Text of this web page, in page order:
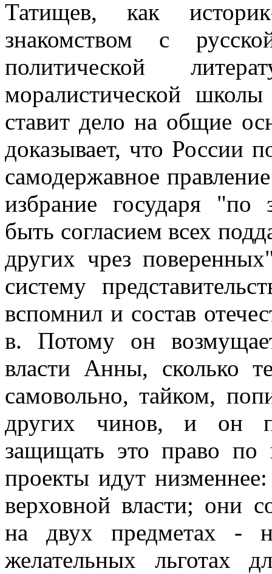
Татищев, как
знакомством с
политической
моралистической
ставит дело на общие
доказывает, что России
самодержавное
избрание государя "по
быть согласием всех
других чрез
систему
вспомнил и состав
в. Потому он
власти Анны, сколько
самовольно, тайком,
других чинов, и он
защищать это право по
проекты идут
верховной власти; они
на двух предметах -
желательных льготах